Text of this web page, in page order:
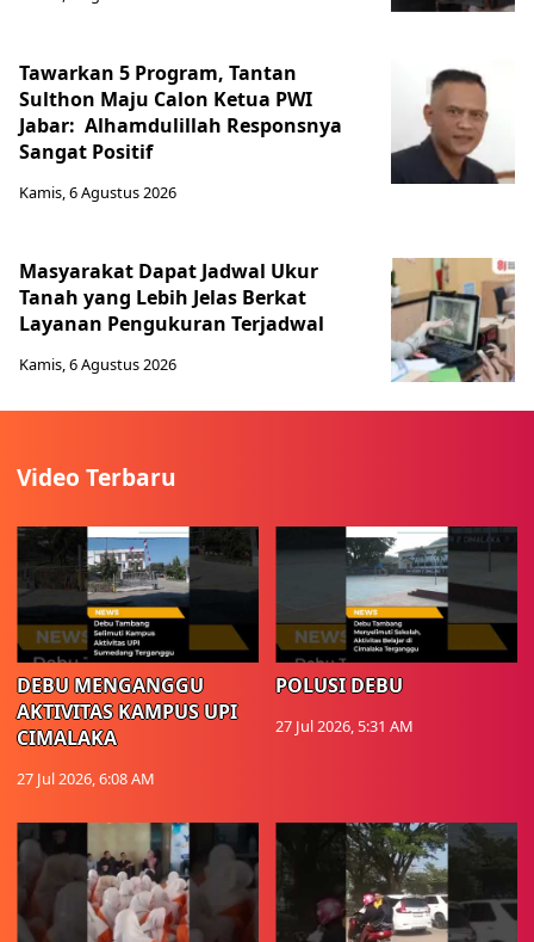
Tawarkan 5 Program, Tantan
Sulthon Maju Calon Ketua PWI
Jabar: Alhamdulillah Responsnya
Sangat Positif
Kamis, 6 Agustus 2026
Masyarakat Dapat Jadwal Ukur
Tanah yang Lebih Jelas Berkat
Layanan Pengukuran Terjadwal
Kamis, 6 Agustus 2026
Video Terbaru
DEBU MENGANGGU
AKTIVITAS KAMPUS UPI
CIMALAKA
27 Jul 2026, 6:08 AM
POLUSI DEBU
27 Jul 2026, 5:31 AM